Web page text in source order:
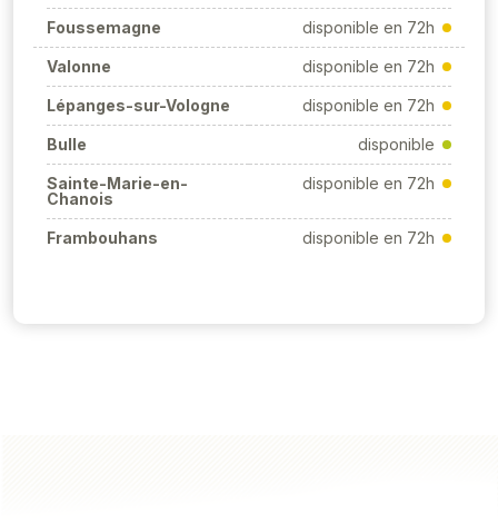
Foussemagne disponible en 72h
Valonne disponible en 72h
Lépanges-sur-Vologne disponible en 72h
Bulle disponible
Sainte-Marie-en-
Chanois
disponible en 72h
Frambouhans disponible en 72h